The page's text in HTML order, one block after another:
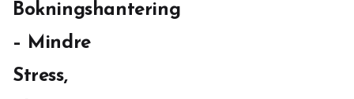
Bokningshantering
– Mindre
Stress,